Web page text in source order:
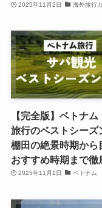
2025年11月2日 海外旅行
【完全版】ベトナム
旅行のベストシーズ
棚田の絶景時期から
おすすめ時期まで徹
2025年11月1日 ベトナム